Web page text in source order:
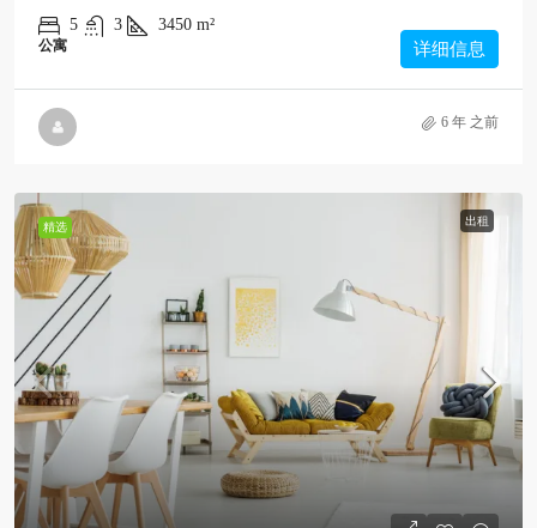
5
3 3450 m²
公寓 详细信息
6 年 之前
精选 出租